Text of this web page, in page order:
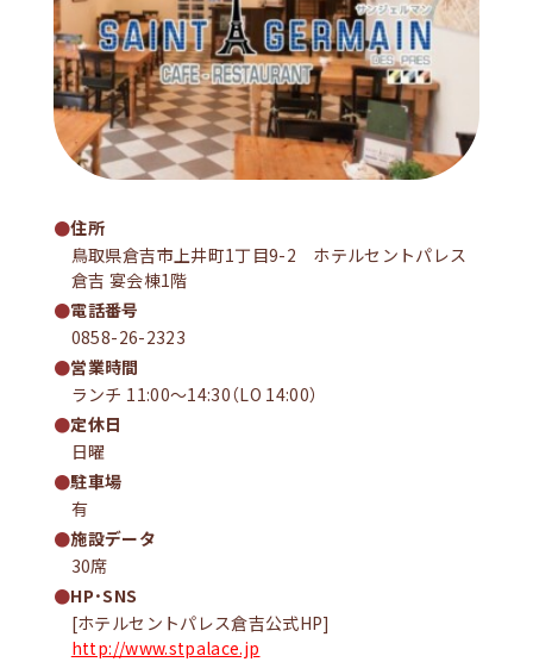
住所
鳥取県倉吉市上井町1丁目9-2 ホテルセントパレス
倉吉 宴会棟1階
電話番号
0858-26-2323
営業時間
ランチ 11:00～14:30（LO 14:00）
定休日
日曜
駐車場
有
施設データ
30席
HP･SNS
[ホテルセントパレス倉吉公式HP]
http://www.stpalace.jp